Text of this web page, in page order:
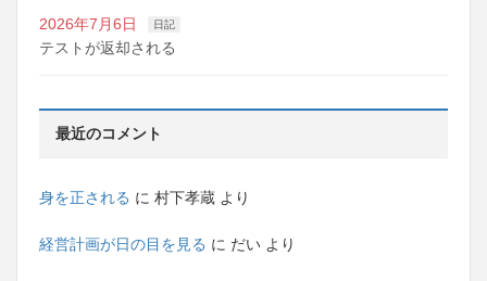
2026年7月6日 日記
テストが返却される
最近のコメント
身を正される に 村下孝蔵 より
経営計画が日の目を見る に だい より